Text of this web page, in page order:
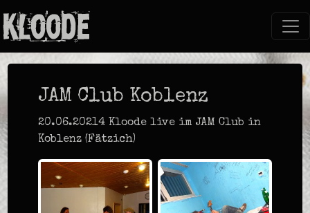
JAM Club Koblenz
20.06.20214 Kloode live im JAM Club in
Koblenz (Fätzich)